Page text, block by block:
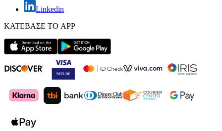
Linkedin
ΚΑΤΕΒΑΣΕ ΤΟ APP